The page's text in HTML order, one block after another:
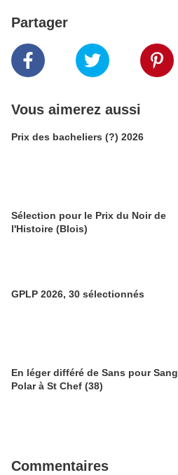
Partager
Vous aimerez aussi
Prix des bacheliers (?) 2026
Sélection pour le Prix du Noir de
l'Histoire (Blois)
GPLP 2026, 30 sélectionnés
En léger différé de Sans pour Sang
Polar à St Chef (38)
Commentaires